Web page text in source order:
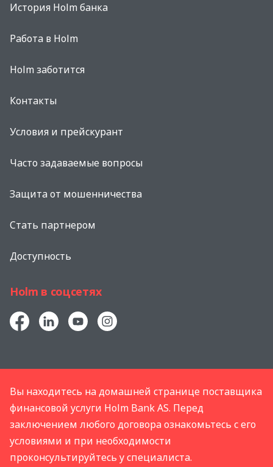
История Holm банка
Работа в Holm
Holm заботится
Контакты
Условия и прейскурант
Часто задаваемые вопросы
Защита от мошенничества
Стать партнером
Доступность
Holm в соцсетях
Вы находитесь на домашней странице поставщика
финансовой услуги Holm Bank AS. Перед
заключением любого договора ознакомьтесь с его
условиями и при необходимости
проконсультируйтесь у специалиста.